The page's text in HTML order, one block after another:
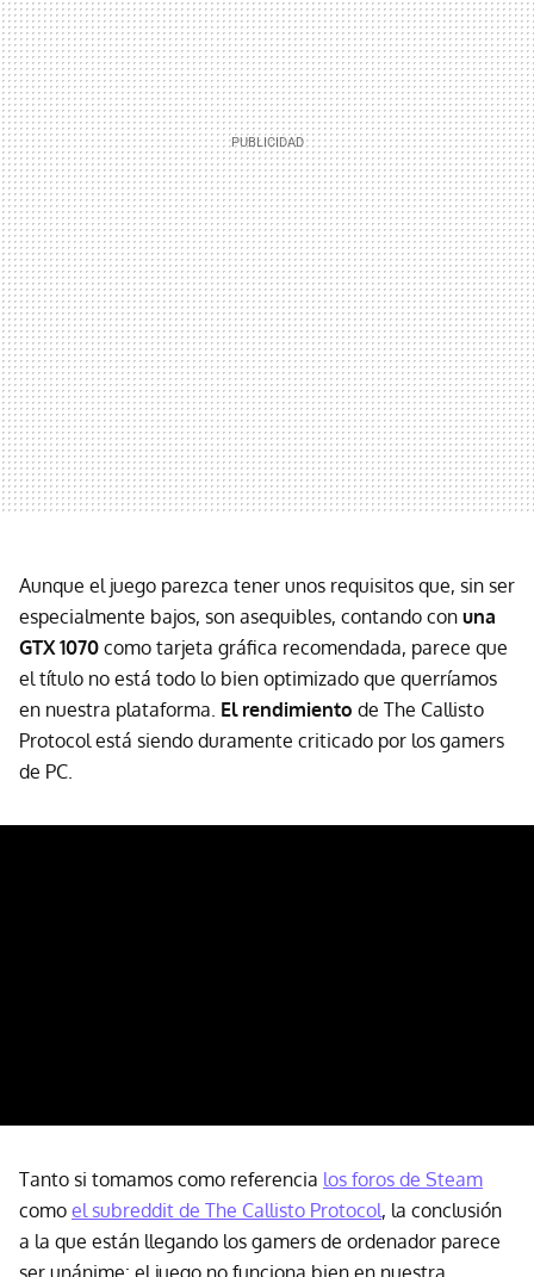
Aunque el juego parezca tener unos requisitos que, sin ser
especialmente bajos, son asequibles, contando con una
GTX 1070 como tarjeta gráfica recomendada, parece que
el título no está todo lo bien optimizado que querríamos
en nuestra plataforma. El rendimiento de The Callisto
Protocol está siendo duramente criticado por los gamers
de PC.
Tanto si tomamos como referencia los foros de Steam
como el subreddit de The Callisto Protocol, la conclusión
a la que están llegando los gamers de ordenador parece
ser unánime: el juego no funciona bien en nuestra